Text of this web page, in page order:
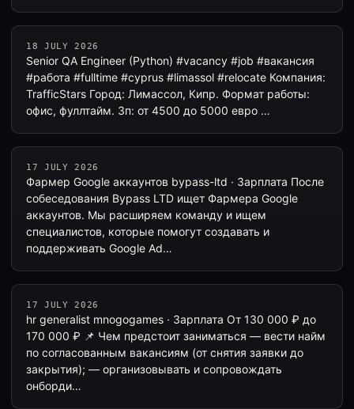
18 JULY 2026
Senior QA Engineer (Python) #vacancy #job #вакансия
#работа #fulltime #cyprus #limassol #relocate Компания:
TrafficStars Город: Лимассол, Кипр. Формат работы:
офис, фуллтайм. Зп: от 4500 до 5000 евро …
17 JULY 2026
Фармер Google аккаунтов bypass-ltd · Зарплата После
собеседования Bypass LTD ищет Фармера Google
аккаунтов. Мы расширяем команду и ищем
специалистов, которые помогут создавать и
поддерживать Google Ad…
17 JULY 2026
hr generalist mnogogames · Зарплата От 130 000 ₽ до
170 000 ₽ 📌 Чем предстоит заниматься — вести найм
по согласованным вакансиям (от снятия заявки до
закрытия); — организовывать и сопровождать
онборди…